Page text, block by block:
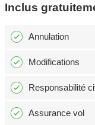
Inclus
Annulation
Modifications
Responsabilité
Assurance vol